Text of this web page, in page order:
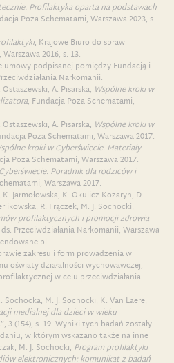
Profilaktyka oparta na podstawach
Poza Schematami, Warszawa 2023, s
, Krajowe Biuro do spraw
2016, s. 13.
umowy podpisanej pomiędzy Fundacją i
Narkomanii.
A. Pisarska, Wspólne kroki w
, Fundacja Poza Schematami,
A. Pisarska, Wspólne kroki w
Poza Schematami, Warszawa 2017.
kroki w Cyberświecie. Materiały
Poza Schematami, Warszawa 2017.
Poradnik dla rodziców i
Warszawa 2017.
Jarmołowska, K. Okulicz-Kozaryn, D.
R. Frączek, M. J. Sochocki,
profilaktycznych i promocji zdrowia
Przeciwdziałania Narkomanii, Warszawa
zakresu i form prowadzenia w
oświaty działalności wychowawczej,
w celu przeciwdziałania
Sochocka, M. J. Sochocki, K. Van Laere,
medialnej dla dzieci w wieku
3 (154), s. 19. Wyniki tych badań zostały
w którym wskazano także na inne
M. J. Sochocki, Program profilaktyki
elektronicznych: komunikat z badań